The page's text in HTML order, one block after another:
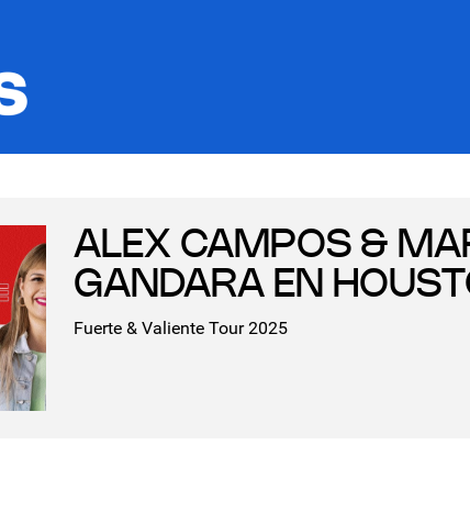
ALEX CAMPOS &
GANDARA EN
Fuerte & Valiente Tour 2025